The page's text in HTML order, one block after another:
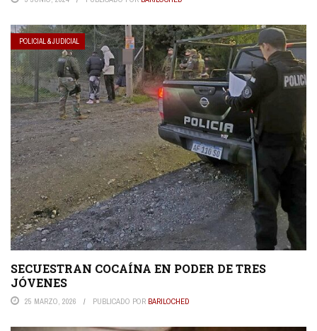
POLICIAL & JUDICIAL
SECUESTRAN COCAÍNA EN PODER DE TRES
JÓVENES
25 MARZO, 2026 PUBLICADO POR BARILOCHED